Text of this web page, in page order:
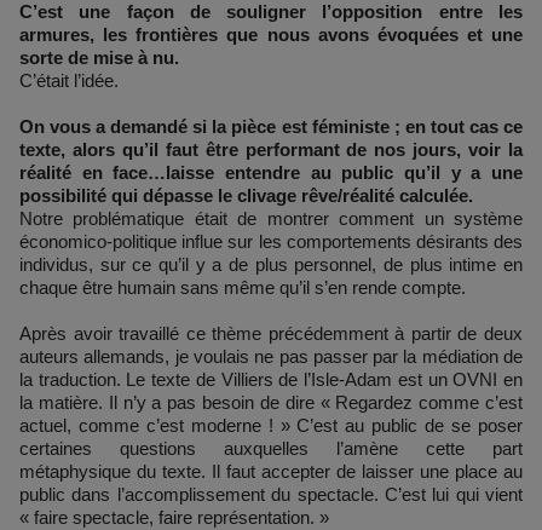
C’est une façon de souligner l’opposition entre les
armures, les frontières que nous avons évoquées et une
sorte de mise à nu.
C’était l’idée.
On vous a demandé si la pièce est féministe ; en tout cas ce
texte, alors qu’il faut être performant de nos jours, voir la
réalité en face…laisse entendre au public qu’il y a une
possibilité qui dépasse le clivage rêve/réalité calculée.
Notre problématique était de montrer comment un système
économico-politique influe sur les comportements désirants des
individus, sur ce qu’il y a de plus personnel, de plus intime en
chaque être humain sans même qu’il s’en rende compte.
Après avoir travaillé ce thème précédemment à partir de deux
auteurs allemands, je voulais ne pas passer par la médiation de
la traduction. Le texte de Villiers de l’Isle-Adam est un OVNI en
la matière. Il n’y a pas besoin de dire « Regardez comme c’est
actuel, comme c’est moderne ! » C’est au public de se poser
certaines questions auxquelles l’amène cette part
métaphysique du texte. Il faut accepter de laisser une place au
public dans l’accomplissement du spectacle. C’est lui qui vient
« faire spectacle, faire représentation. »